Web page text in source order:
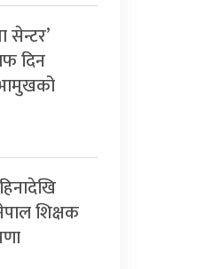
सेन्टर’
दिन
शिक्षक